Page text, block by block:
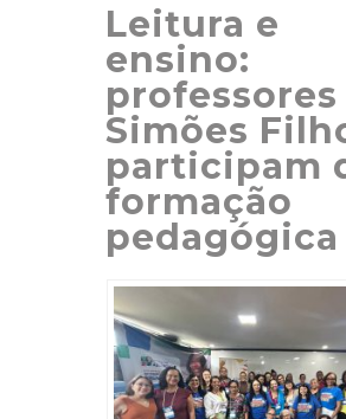
Leitura e
ensino:
professores
Simões
participam
formação
pedagógica